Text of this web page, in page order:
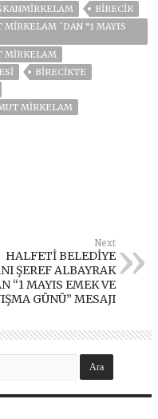
BİRECİK
`DAN “1 MAYIS
MİRKELAM
BİRECİKTE
MIRKELAM
Next
HALFETİ BELEDİYE
ŞEREF ALBAYRAK
“1 MAYIS EMEK VE
GÜNÜ” MESAJI